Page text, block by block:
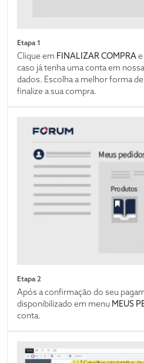
Etapa 1
Clique em FINALIZAR COMPRA
caso já tenha uma conta em
dados. Escolha a melhor forma
finalize a sua compra.
Etapa 2
Após a confirmação do seu
disponibilizado em menu MEUS
conta.